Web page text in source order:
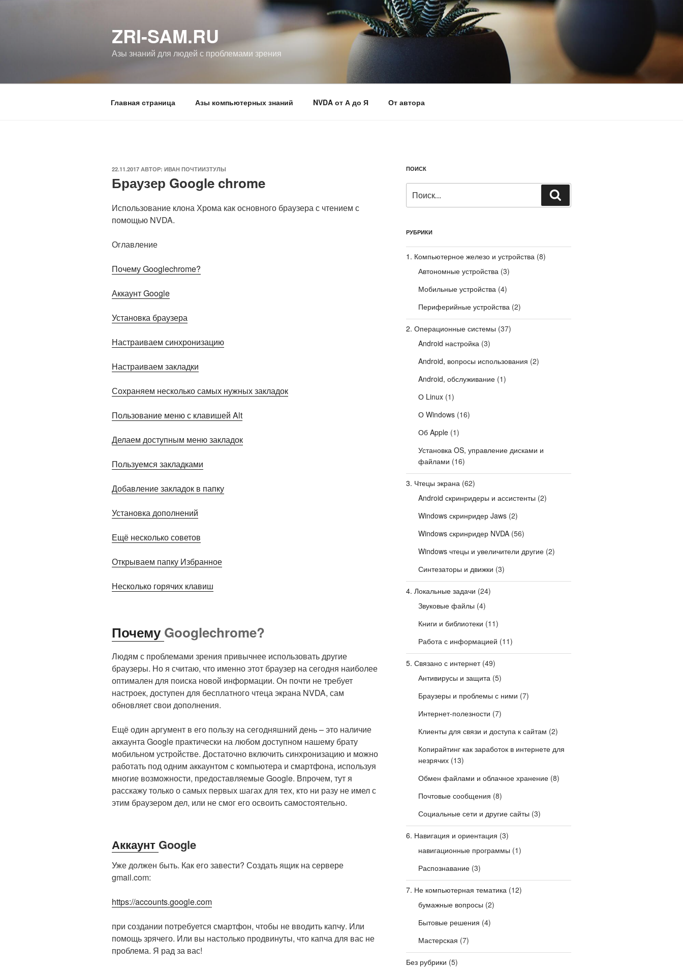
ZRI-SAM.RU
Азы знаний для людей с проблемами зрения
Главная страница Азы компьютерных знаний NVDA от А до Я От автора
ОПУБЛИКОВАНО
22.11.2017 АВТОР: ИВАН ПОЧТИИЗТУЛЫ
Браузер Google chrome
Использование клона Хрома как основного браузера с чтением с
помощью NVDA.
Оглавление
Почему Googlechrome?
Аккаунт Google
Установка браузера
Настраиваем синхронизацию
Настраиваем закладки
Сохраняем несколько самых нужных закладок
Пользование меню с клавишей Alt
Делаем доступным меню закладок
Пользуемся закладками
Добавление закладок в папку
Установка дополнений
Ещё несколько советов
Открываем папку Избранное
Несколько горячих клавиш
ПочемуGooglechrome?
Людям с проблемами зрения привычнее использовать другие
браузеры. Но я считаю, что именно этот браузер на сегодня наиболее
оптимален для поиска новой информации. Он почти не требует
настроек, доступен для бесплатного чтеца экрана NVDA, сам
обновляет свои дополнения.
Ещё один аргумент в его пользу на сегодняшний день – это наличие
аккаунта Google практически на любом доступном нашему брату
мобильном устройстве. Достаточно включить синхронизацию и можно
работать под одним аккаунтом с компьютера и смартфона, используя
многие возможности, предоставляемые Google. Впрочем, тут я
расскажу только о самых первых шагах для тех, кто ни разу не имел с
этим браузером дел, или не смог его освоить самостоятельно.
Аккаунт Google
Уже должен быть. Как его завести? Создать ящик на сервере
gmail.com:
https://accounts.google.com
при создании потребуется смартфон, чтобы не вводить капчу. Или
помощь зрячего. Или вы настолько продвинуты, что капча для вас не
проблема. Я рад за вас!
ПОИСК
РУБРИКИ
1. Компьютерное железо и устройства(8)
Автономные устройства(3)
Мобильные устройства(4)
Периферийные устройства(2)
2. Операционные системы (37)
Android настройка(3)
Android, вопросы использования (2)
Android, обслуживание(1)
О Linux(1)
О Windows(16)
Об Apple(1)
Установка OS, управление дисками и
файлами (16)
3. Чтецы экрана(62)
Android скринридеры и ассистенты (2)
Windows скринридер Jaws(2)
Windows скринридер NVDA(56)
Windows чтецы и увеличители другие(2)
Синтезаторы и движки (3)
4. Локальные задачи (24)
Звуковые файлы (4)
Книги и библиотеки (11)
Работа с информацией (11)
5. Связано с интернет(49)
Антивирусы и защита(5)
Браузеры и проблемы с ними (7)
Интернет-полезности (7)
Клиенты для связи и доступа к сайтам (2)
Копирайтинг как заработок в интернете для
незрячих(13)
Обмен файлами и облачное хранение(8)
Почтовые сообщения (8)
Социальные сети и другие сайты (3)
6. Навигация и ориентация (3)
навигационные программы (1)
Распознавание(3)
7. Не компьютерная тематика(12)
бумажные вопросы (2)
Бытовые решения (4)
Мастерская (7)
Без рубрики (5)